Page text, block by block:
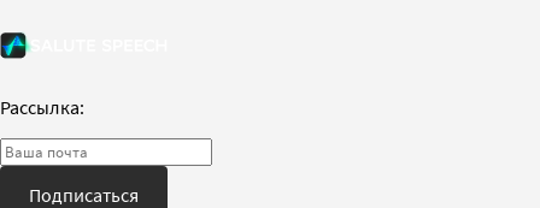
Рассылка:
Подписаться